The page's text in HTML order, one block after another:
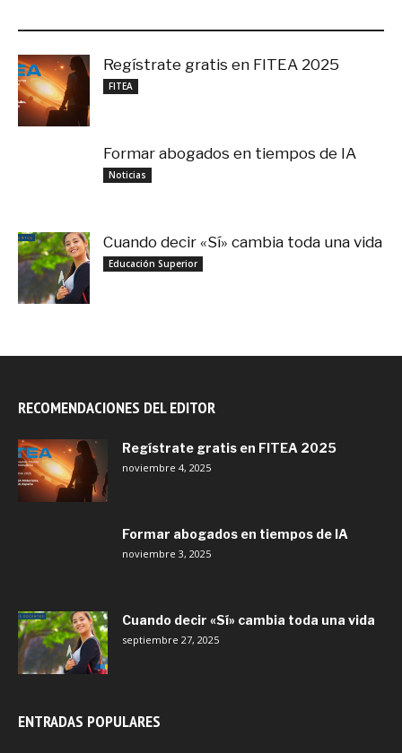
Regístrate gratis en FITEA 2025
FITEA
Formar abogados en tiempos de IA
Noticias
Cuando decir «Sí» cambia toda una vida
Educación Superior
RECOMENDACIONES DEL EDITOR
Regístrate gratis en FITEA 2025
noviembre 4, 2025
Formar abogados en tiempos de IA
noviembre 3, 2025
Cuando decir «Sí» cambia toda una vida
septiembre 27, 2025
ENTRADAS POPULARES